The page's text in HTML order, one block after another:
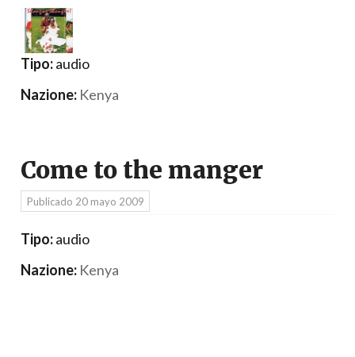
Tipo:audio
Nazione: Kenya
Come to the manger
Publicado 20 mayo 2009
Tipo:audio
Nazione: Kenya